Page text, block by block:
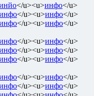
</u><u>инфо</u>
</u><u>инфо</u>
</u><u>инфо</u>
</u><u>инфо</u>
</u><u>инфо</u>
</u><u>инфо</u>
</u><u>инфо</u>
</u><u>инфо</u>